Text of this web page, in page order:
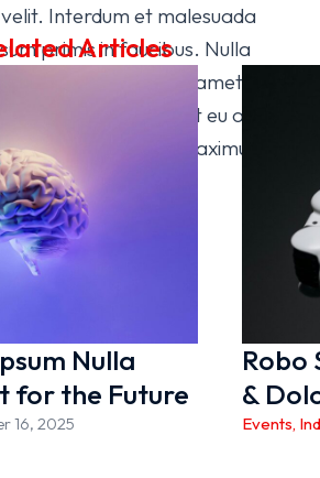
Interdum et malesuada
primis in faucibus. Nulla
amet tempor. In sit amet
tincidunt eget eu odio.
Etiam id quam maximus,
est!
Articles
Nulla
for the Future
16, 2025
Robo
&
Events,